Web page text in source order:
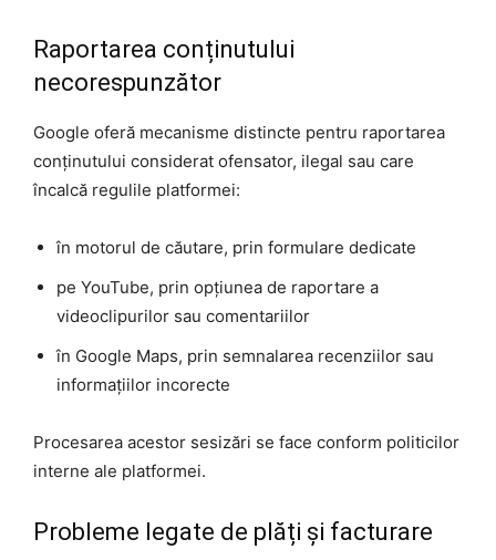
Raportarea conținutului
necorespunzător
Google oferă mecanisme distincte pentru raportarea
conținutului considerat ofensator, ilegal sau care
încalcă regulile platformei:
în motorul de căutare, prin formulare dedicate
pe YouTube, prin opțiunea de raportare a
videoclipurilor sau comentariilor
în Google Maps, prin semnalarea recenziilor sau
informațiilor incorecte
Procesarea acestor sesizări se face conform politicilor
interne ale platformei.
Probleme legate de plăți și facturare